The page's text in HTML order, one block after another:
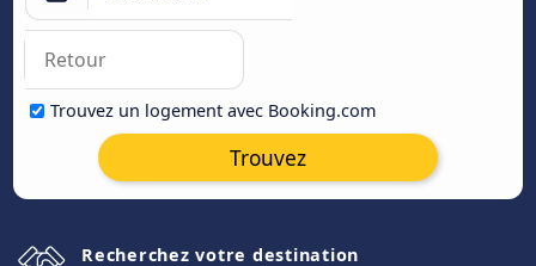
Trouvez un logement avec Booking.com
Trouvez
Recherchez votre destination